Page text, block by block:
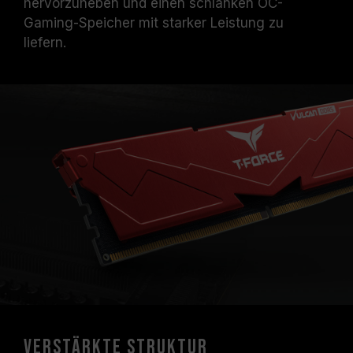
Die angegebene Frequenz des
Speichermoduls ist die maximal erreichbare
Frequenz. Sie wird jedoch nicht von allen
Übertaktungstechnologien (XMP 3.0 /
EXPO) unterstützen; andernfalls erreicht der
Speicher eventuell nicht die angegebene
Übertaktungsfrequenz.
TEAMGROUP-Speichermodule werden unter
normalen Spannungsbedingungen getestet.
Bei Problemen mit dem Prozessor oder dem
Motherboard wenden Sie sich bitte an den
hervorzuheben und einen schlanken OC-
Gaming-Speicher mit starker Leistung zu
liefern.
Verstärkte Struktur